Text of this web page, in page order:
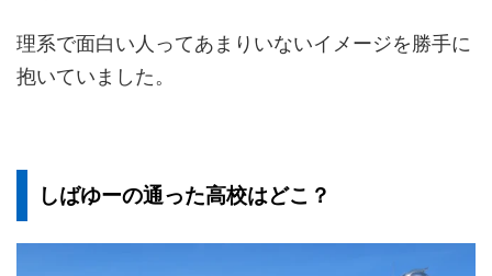
理系で面白い人ってあまりいないイメージを勝手に
抱いていました。
しばゆーの通った高校はどこ？